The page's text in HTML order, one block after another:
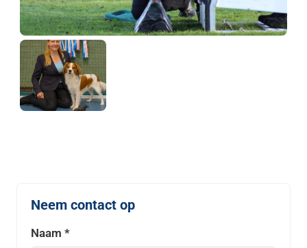
Neem contact op
Naam *